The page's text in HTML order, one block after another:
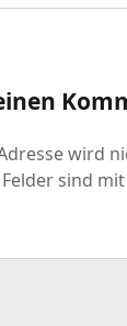
wird
sind